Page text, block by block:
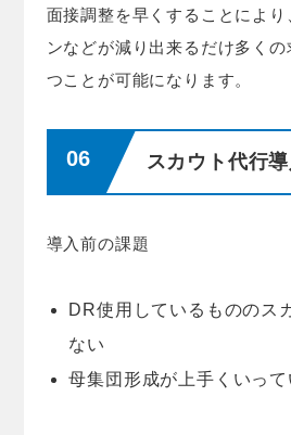
面接調整を早くすることにより
ンなどが減り出来るだけ多く
つことが可能になります。
スカウト代行
導入前の課題
DR使用しているもののス
ない
母集団形成が上手くいって